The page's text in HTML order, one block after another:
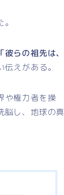
「彼らの祖先は、
伝えがある。
や権力者を操
脳し、地球の真